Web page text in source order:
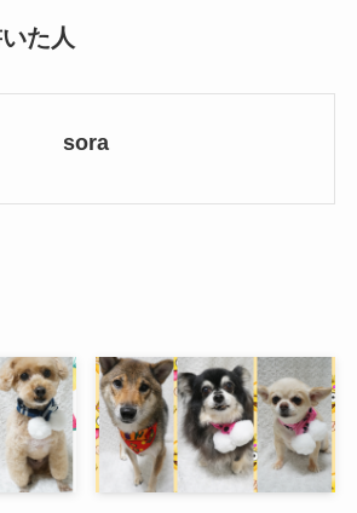
た人
sora